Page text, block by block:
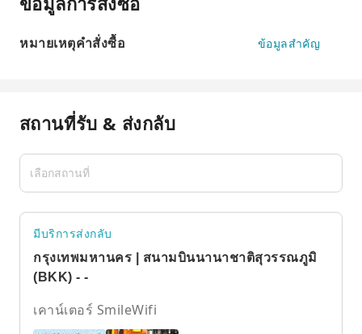
หมายเหตุคำสั่งซื้อ ข้อมูลสำคัญ
สถานที่รับ & ส่งกลับ
มีบริการส่งกลับ
กรุงเทพมหานคร | สนามบินนานาชาติสุวรรณภูมิ
(BKK) - -
เคาน์เตอร์ SmileWifi